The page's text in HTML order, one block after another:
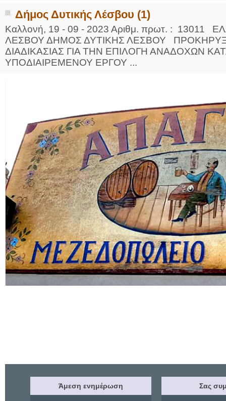
Δήμος Δυτικής Λέσβου (1)
Καλλονή, 19 - 09 - 2023 Αριθμ. πρωτ. : 13011
ΛΕΣΒΟΥ ΔΗΜΟΣ ΔΥΤΙΚΗΣ ΛΕΣΒΟΥ
ΔΙΑΔΙΚΑΣΙΑΣ ΓΙΑ ΤΗΝ ΕΠΙΛΟΓΗ ΑΝΑΔΟΧΩΝ
ΥΠΟΔΙΑΙΡΕΜΕΝΟΥ ΕΡΓΟΥ ...
Άμεση ενημέρωση Σας